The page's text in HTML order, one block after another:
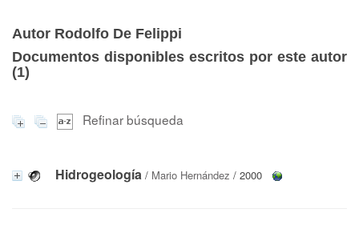
Autor Rodolfo De Felippi
Documentos disponibles escritos por este autor
(1)
Refinar búsqueda
Hidrogeología / Mario Hernández / 2000